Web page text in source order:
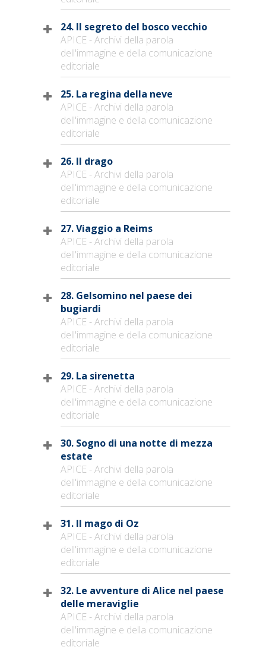
24. Il segreto del bosco vecchio
APICE - Archivi della parola
dell'immagine e della comunicazione
editoriale
25. La regina della neve
APICE - Archivi della parola
dell'immagine e della comunicazione
editoriale
26. Il drago
APICE - Archivi della parola
dell'immagine e della comunicazione
editoriale
27. Viaggio a Reims
APICE - Archivi della parola
dell'immagine e della comunicazione
editoriale
28. Gelsomino nel paese dei
bugiardi
APICE - Archivi della parola
dell'immagine e della comunicazione
editoriale
29. La sirenetta
APICE - Archivi della parola
dell'immagine e della comunicazione
editoriale
30. Sogno di una notte di mezza
estate
APICE - Archivi della parola
dell'immagine e della comunicazione
editoriale
31. Il mago di Oz
APICE - Archivi della parola
dell'immagine e della comunicazione
editoriale
32. Le avventure di Alice nel paese
delle meraviglie
APICE - Archivi della parola
dell'immagine e della comunicazione
editoriale